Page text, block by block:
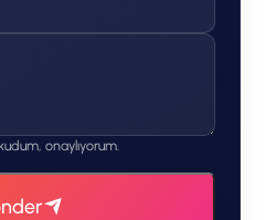
onaylıyorum.